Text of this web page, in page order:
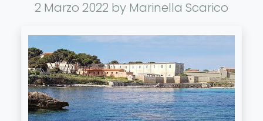
2 Marzo 2022 by Marinella Scarico